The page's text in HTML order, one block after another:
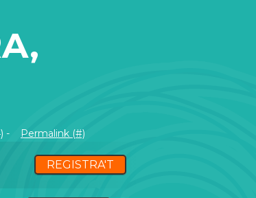
- Permalink (#)
REGISTRA'T